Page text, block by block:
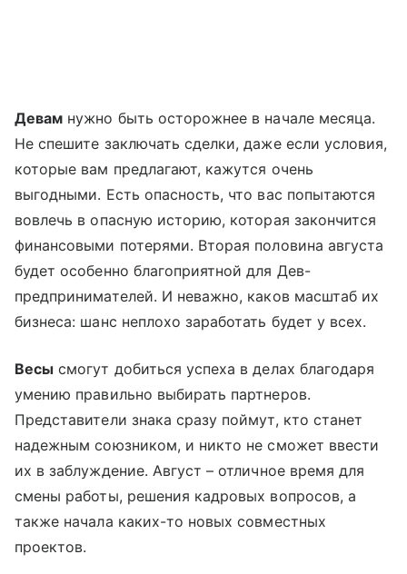
Девам нужно быть осторожнее в начале месяца.
Не спешите заключать сделки, даже если условия,
которые вам предлагают, кажутся очень
выгодными. Есть опасность, что вас попытаются
вовлечь в опасную историю, которая закончится
финансовыми потерями. Вторая половина августа
будет особенно благоприятной для Дев-
предпринимателей. И неважно, каков масштаб их
бизнеса: шанс неплохо заработать будет у всех.
Весы смогут добиться успеха в делах благодаря
умению правильно выбирать партнеров.
Представители знака сразу поймут, кто станет
надежным союзником, и никто не сможет ввести
их в заблуждение. Август – отличное время для
смены работы, решения кадровых вопросов, а
также начала каких-то новых совместных
проектов.